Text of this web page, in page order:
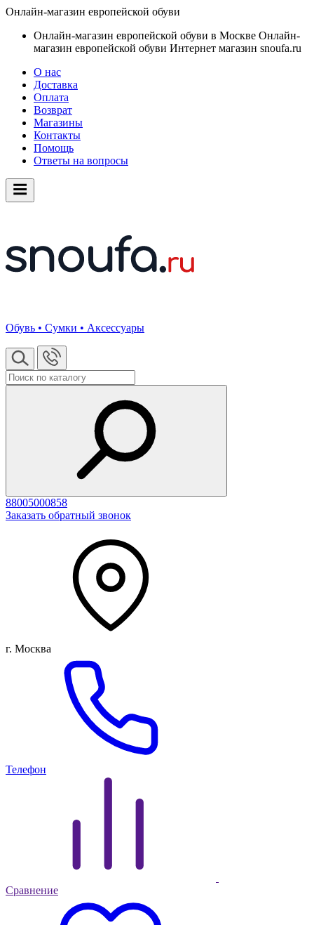
Онлайн-магазин европейской обуви
Онлайн-магазин европейской обуви в Москве Онлайн-
магазин европейской обуви Интернет магазин snoufa.ru
О нас
Доставка
Оплата
Возврат
Магазины
Контакты
Помощь
Ответы на вопросы
Обувь • Сумки • Аксессуары
88005000858
Заказать обратный звонок
г. Москва
Телефон
Сравнение